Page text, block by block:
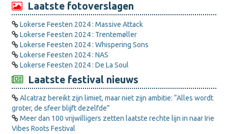
Laatste fotoverslagen
Lokerse Feesten 2024 : Massive Attack
Lokerse Feesten 2024 : Trentemøller
Lokerse Feesten 2024 : Whispering Sons
Lokerse Feesten 2024 : NAS
Lokerse Feesten 2024 : De La Soul
Laatste festival nieuws
Alcatraz bereikt zijn limiet, maar niet zijn ambitie: “Alles wordt
groter, de sfeer blijft dezelfde”
Meer dan 100 vrijwilligers zetten laatste rechte lijn in naar Irie
Vibes Roots Festival